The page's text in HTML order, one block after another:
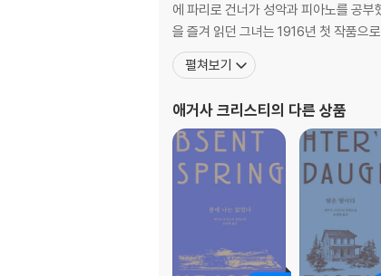
에 파리로 건너가 성악과 피아노를 공
을 즐겨 읽던 그녀는 1916년 첫 작품으
펼쳐보기
애거사 크리스티 의 다른 상품